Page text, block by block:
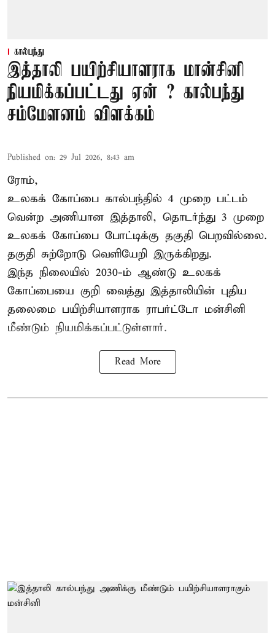
கால்பந்து
இத்தாலி பயிற்சியாளராக மான்சினி
நியமிக்கப்பட்டது ஏன் ? கால்பந்து
சம்மேளனம் விளக்கம்
Published on: 29 Jul 2026, 8:43 am
ரோம்,
உலகக் கோப்பை கால்பந்தில் 4 முறை பட்டம்
வென்ற அணியான இத்தாலி, தொடர்ந்து 3 முறை
உலகக் கோப்பை போட்டிக்கு தகுதி பெறவில்லை.
தகுதி சுற்றோடு வெளியேறி இருக்கிறது.
இந்த நிலையில் 2030-ம் ஆண்டு உலகக்
கோப்பையை குறி வைத்து இத்தாலியின் புதிய
தலைமை பயிற்சியாளராக ராபர்ட்டோ மன்சினி
மீண்டும் நியமிக்கப்பட்டுள்ளார்.
Read More